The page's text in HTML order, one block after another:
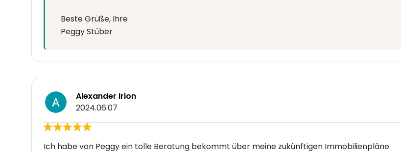
Beste Grüße, Ihre
Peggy Stüber
Alexander Irion
2024.06.07
Ich habe von Peggy ein tolle Beratung bekommt über meine zukünftigen Immobilienpläne